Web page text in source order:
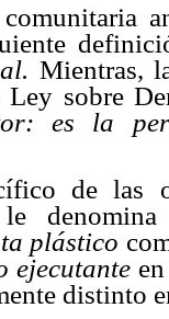
Mientras,
Ley sobre
es la
de las
denomina
plástico 
ejecutante 
distinto